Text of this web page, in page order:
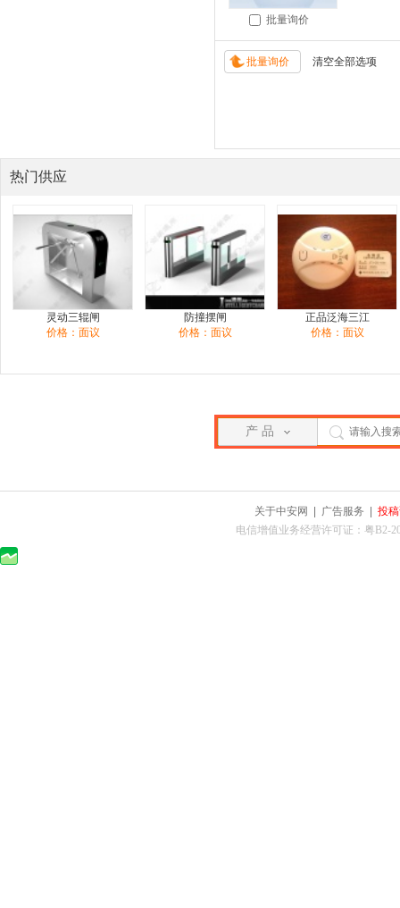
批量询价
热门供应
灵动三辊闸
价格：面议
防撞摆闸
价格：面议
正品泛海三江
价格：面议
产 品
关于中安网 广告服务
投
电信增值业务经营许可证：粤